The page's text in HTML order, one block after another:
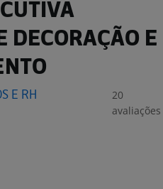
DECORAÇÃO E
E RH
20
avaliações